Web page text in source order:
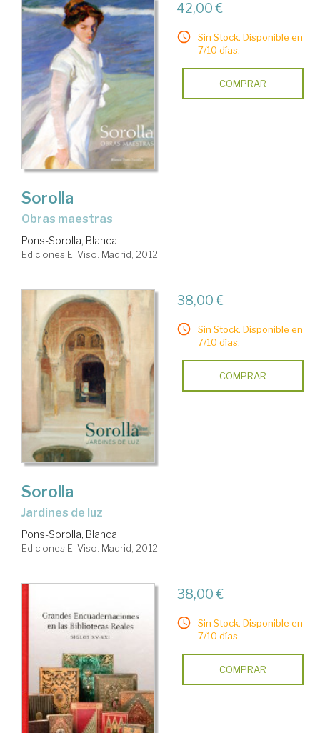
42,00 €
Sin Stock. Disponible en
7/10 días.
COMPRAR
Sorolla
obras maestras
Pons-Sorolla, Blanca
Ediciones El Viso. Madrid, 2012
38,00 €
Sin Stock. Disponible en
7/10 días.
COMPRAR
Sorolla
jardines de luz
Pons-Sorolla, Blanca
Ediciones El Viso. Madrid, 2012
38,00 €
Sin Stock. Disponible en
7/10 días.
COMPRAR